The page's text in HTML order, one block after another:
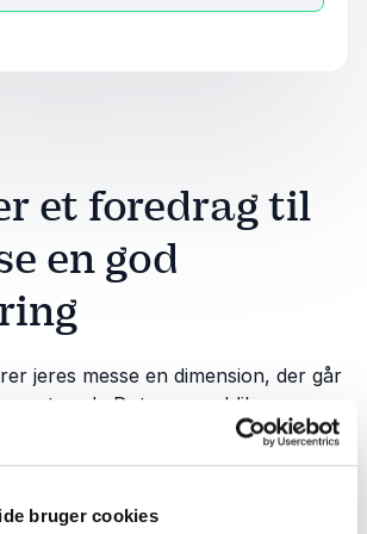
bruger cookies
et foredrag til
en god
jeres messe en dimension, der går
netværk. Det øger publikums
jeres messes profil og giver
noget fælles at samles om
husker bagefter, og gøre